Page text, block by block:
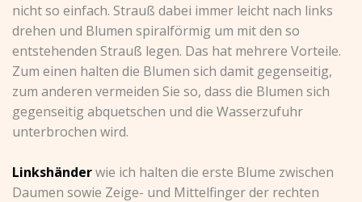
nicht so einfach. Strauß dabei immer leicht nach links
drehen und Blumen spiralförmig um mit den so
entstehenden Strauß legen. Das hat mehrere Vorteile.
Zum einen halten die Blumen sich damit gegenseitig,
zum anderen vermeiden Sie so, dass die Blumen sich
gegenseitig abquetschen und die Wasserzufuhr
unterbrochen wird.
Linkshänderwie ich halten die erste Blume zwischen
Daumen sowie Zeige- und Mittelfinger der rechten